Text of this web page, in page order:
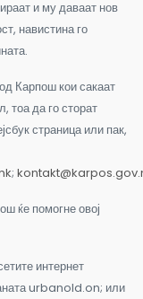
и му даваат нов
навистина го
Карпош кои сакаат
тоа да го сторат
страница или пак,
;
ќе помогне овој
интернет
urbanold.on; или